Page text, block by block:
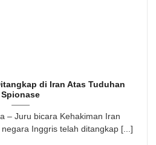
di Iran Atas Tuduhan
Spionase
– Juru bicara Kehakiman Iran
Inggris telah ditangkap [...]